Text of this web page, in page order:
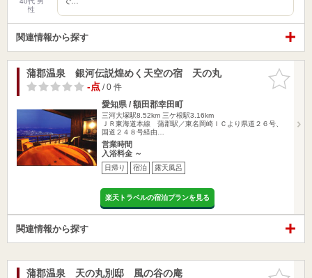
性
関連情報から探す
お気に入
りに追加
蒲郡温泉 銀河伝説煌めく天空の宿 天の丸
-点/ 0 件
愛知県 / 額田郡幸田町
三河大塚駅8.52km 三ケ根駅3.16km
ＪＲ東海道本線 蒲郡駅／東名岡崎ＩＣより県道２６号、
国道２４８号経由…
営業時間
入浴料金 ～
日帰り 宿泊 露天風呂
楽天トラベルの宿泊プランを見る
関連情報から探す
お気に入
蒲郡温泉 天の丸別邸 風の谷の庵